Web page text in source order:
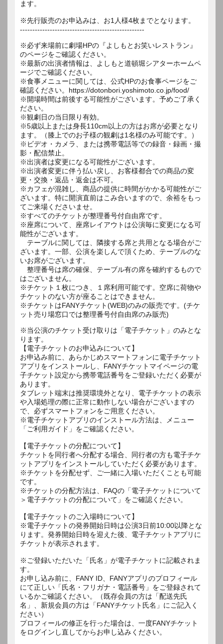
ます。
※先行販売のお申込みは、お1人様4枚までとなります。
--------------------------------------------------
※必ず来場前に劇場HPの『よしもとお笑いレストラン』
のページをご確認ください。
※最新の出演者情報は、よしもと道頓堀シアターホームペ
ージでご確認ください。
※食事メニューに関しては、公式HPのお食事ページをご
確認ください。https://dotonbori.yoshimoto.co.jp/food/
※開場時間は前後する可能性がございます。予めご了承く
ださい。
※観劇日の当日限り有効。
※5歳以上または身長110cm以上の方はお席が必要となり
ます。（膝上でのお子様の観劇は1名様のみ可能です。）
※ビデオ・カメラ、または携帯電話等での録音・録画・撮
影・配信禁止。
※出演者は変更になる可能性がございます。
※出演者変更に伴う払い戻し、お客様都合での商品の変
更・交換・返品・返金は不可。
※カフェが混雑し、商品の提供に時間がかかる可能性がご
ざいます。特に開演直前はこみ合いますので、余裕をもっ
てご来場くださいませ。
※すべてのチケットが整理番号付自由席です。
※座席について、座席レイアウトは公演毎に変更になる可
能性がございます。
テーブルに関しては、隣接する席と共用となる場合がご
ざいます。一部、公演を楽しんで頂くため、テーブルのな
いお席がございます。
整理番号は席の確保、テーブル有の席を確約するもので
はございません。
※チケット１枚につき、１席利用可能です。空席に荷物や
チケットのない方が座ることはできません。
※チケットはFANYチケット(WEB)のみの販売です。(チケ
ット売り場窓口では整理番号付自由席のみ販売)
※当公演のチケット受け取りは「電子チケット」のみとな
ります。
【電子チケットのお申込みについて】
お申込み前に、あらかじめスマートフォンに電子チケット
アプリをインストールし、FANYチケットマイページの電
子チケット設定から携帯電話番号をご登録いただく必要が
あります。
タブレット端末は推奨環境外となり、電子チケットの表示
や入場処理の際に正常に動作しない場合がございますの
で、必ずスマートフォンをご用意ください。
※電子チケットアプリのインストール方法は、メニュー
「ご利用ガイド」をご確認ください。
【電子チケットの分配について】
チケットを同行者へ分配する場合、同行者の方も電子チケ
ットアプリをインストールしていただく必要があります。
※チケットを分配せず、ご一緒に入場いただくことも可能
です。
※チケットの分配方法は、FAQの「電子チケットについて
＞電子チケットの分配について」をご確認ください。
【電子チケットのご入場時について】
※電子チケットの発券開始日時は公演3日前10:00以降とな
ります。発券開始日時を迎えた後、電子チケットアプリに
チケットが表示されます。
※ご登録いただいた「氏名」が電子チケットに記載されま
す。
お申し込み前に、FANY ID、FANYアプリのプロフィール
にて正しい「氏名・フリガナ・電話番号」をご登録されて
いるかご確認ください。（既存会員の方は「配送先氏
名」、新規会員の方は「FANYチケット氏名」にご記入く
ださい）
プロフィールの修正を行った場合は、一度FANYチケット
をログインし直してからお申し込みください。